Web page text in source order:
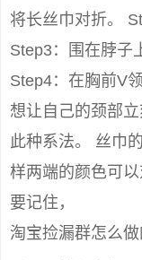
将长丝巾对折。
Step3：围在脖子
Step4：在胸前V
想让自己的颈部
此种系法。 丝巾
样两端的颜色可
要记住，
淘宝捡漏群怎么做